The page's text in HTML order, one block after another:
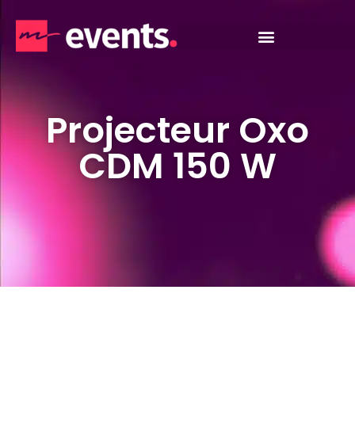
Projecteur Oxo
CDM 150 W